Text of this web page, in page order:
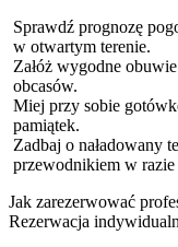
Sprawdź prognozę
w otwartym terenie.
Załóż wygodne
obcasów.
Miej przy sobie
pamiątek.
Zadbaj o naładowany
przewodnikiem w razie
Jak zarezerwować
Rezerwacja